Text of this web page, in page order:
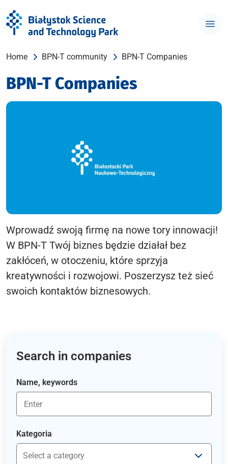
Home BPN-T community BPN-T Companies
BPN-T Companies
Wprowadź swoją firmę na nowe tory innowacji!
W BPN-T Twój biznes będzie działał bez
zakłóceń, w otoczeniu, które sprzyja
kreatywności i rozwojowi. Poszerzysz też sieć
swoich kontaktów biznesowych.
Search in companies
Name, keywords
Kategoria